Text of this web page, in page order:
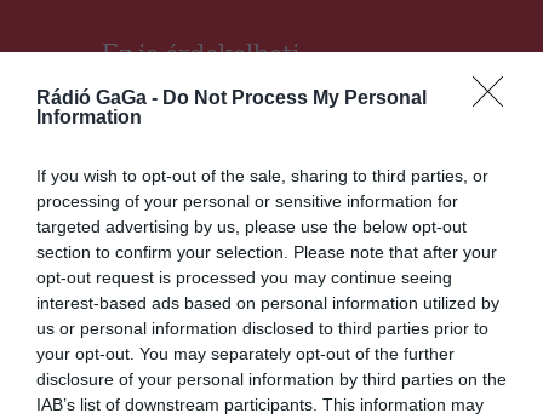
Rádió GaGa - Do Not Process My Personal
Information
If you wish to opt-out of the sale, sharing to third parties, or
processing of your personal or sensitive information for
targeted advertising by us, please use the below opt-out
section to confirm your selection. Please note that after your
opt-out request is processed you may continue seeing
interest-based ads based on personal information utilized by
us or personal information disclosed to third parties prior to
your opt-out. You may separately opt-out of the further
disclosure of your personal information by third parties on the
IAB’s list of downstream participants. This information may
Ez is érdekelheti
HÍRLISTA
Elkezdődött a Délutáni
Oktatási Program